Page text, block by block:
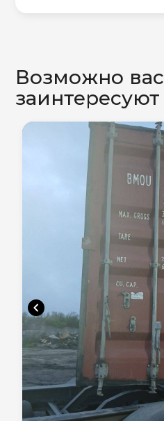
Возможно вас
заинтересуют
chevron_left